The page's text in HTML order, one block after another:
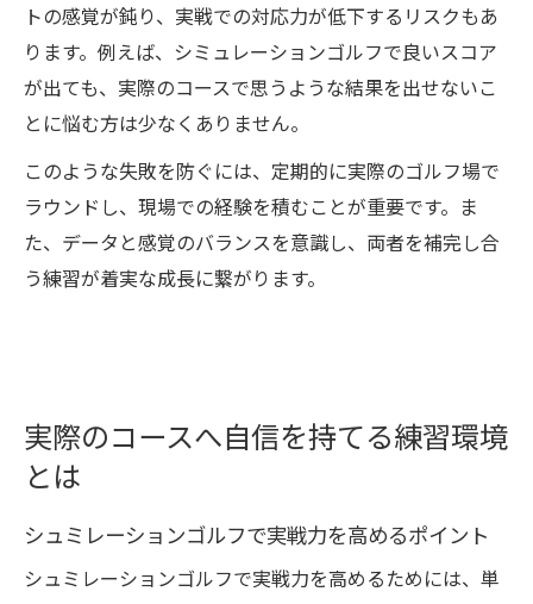
トの感覚が鈍り、実戦での対応力が低下するリスクもあ
ります。例えば、シミュレーションゴルフで良いスコア
が出ても、実際のコースで思うような結果を出せないこ
とに悩む方は少なくありません。
このような失敗を防ぐには、定期的に実際のゴルフ場で
ラウンドし、現場での経験を積むことが重要です。ま
た、データと感覚のバランスを意識し、両者を補完し合
う練習が着実な成長に繋がります。
実際のコースへ自信を持てる練習環境
とは
シュミレーションゴルフで実戦力を高めるポイント
シュミレーションゴルフで実戦力を高めるためには、単